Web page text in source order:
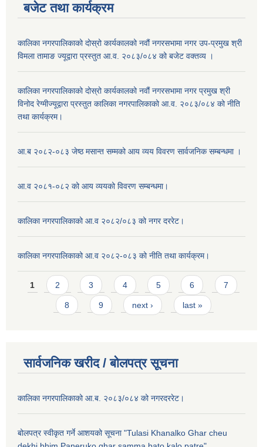
बजेट तथा कार्यक्रम
कालिका नगरपालिकाको दोस्रो कार्यकालको नवौं नगरसभामा नगर उप-प्रमुख श्री
विमला तामाङ ज्यूद्वारा प्रस्तुत आ.व. २०८३/०८४ को बजेट वक्तव्य ।
कालिका नगरपालिकाको दोस्रो कार्यकालको नवौं नगरसभामा नगर प्रमुख श्री
विनोद रेग्मीज्यूद्वारा प्रस्तुत कालिका नगरपालिकाको आ.व. २०८३/०८४ को नीति
तथा कार्यक्रम।
आ.ब २०८२-०८३ जेष्ठ मसान्त सम्मको आय व्यय विवरण सार्वजनिक सम्बन्धमा ।
आ.व २०८१-०८२ को आय व्ययको विवरण सम्बन्धमा।
कालिका नगरपालिकाको आ.व २०८२/०८३ को नगर दररेट।
कालिका नगरपालिकाको आ.व २०८२-०८३ को नीति तथा कार्यक्रम।
Pages
1 2 3 4 5 6 7
8 9 next › last »
सार्वजनिक खरीद / बाेलपत्र सूचना
कालिका नगरपालिकाको आ.ब. २०८३/०८४ को नगरदररेट।
बोलपत्र स्वीकृत गर्ने आशयको सूचना "Tulasi Khanalko Ghar cheu